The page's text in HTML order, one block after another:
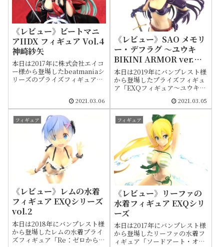
《レビュー》ビートマニ
アIIDX フィギュア Vol.4
神崎紗矢
本日は2017年に株式会社エイコ
ー様から登場したbeatmaniaシ
リーズのプライズフィギュア
をご紹介します。あまりフィギ
ュア化されたシリーズではない
ため、現状「神崎紗矢」のフィ
ギュアは知る限りではこの一体
しか存在しません。同じくエイ
コー様からは他に「Vol.1 梅桐
天土」「Vol.2 梅桐緋浮美」
「Vol.3 梅桐彩葉」の梅桐家三
姉妹がフィギュア化されてま
2021.03.06
《レビュー》SAO メモリ
ー・デフラグ ～ユウキ
BIKINI ARMOR ver.～
EXQフィギュア
本日は2019年にバンプレスト様
から登場したプライズフィギュ
ア「EXQフィギュア～ユウキ
紹介します。ユウキは「ソード
アート・オンライン」シリーズ
のマザーズ・ロザリオ編におけ
るヒロインです。物語において
非常に強いメッセージ性を帯び
たキャラであるため、ここでは
ネタバレに関わる記述は控える
こととしました。もしもまだ未
習であるなら、ぜひ物語を最初
から視聴することをオススメし
ます。非常に感慨深いストーリ
ーなので、機会があれば別の機
会に語りたいですね。ただ今回
のビキニアーマーにおいてはモ
バイルゲーム「ソードアート・
オンライン メモリー・デフラ
グ」に登場する衣装が元となっ
ています
2021.03.05
フィギュア
《レビュー》レムの水着
フィギュア EXQシリーズ
vol.2
本日は2018年にバンプレスト様
から登場したレムの水着プライ
ズフィギュア「Re：ゼロから始
フィギュア
《レビュー》リーファの
水着フィギュア EXQシリ
ーズ
本日は2017年にバンプレスト様
から登場したリーファの水着フ
ィギュア「ソードアート・オン